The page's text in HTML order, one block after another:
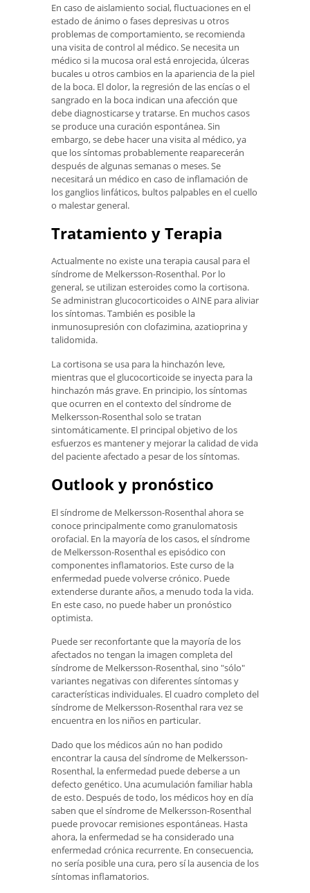
En caso de aislamiento social, fluctuaciones en el
estado de ánimo o fases depresivas u otros
problemas de comportamiento, se recomienda
una visita de control al médico. Se necesita un
médico si la mucosa oral está enrojecida, úlceras
bucales u otros cambios en la apariencia de la piel
de la boca. El dolor, la regresión de las encías o el
sangrado en la boca indican una afección que
debe diagnosticarse y tratarse. En muchos casos
se produce una curación espontánea. Sin
embargo, se debe hacer una visita al médico, ya
que los síntomas probablemente reaparecerán
después de algunas semanas o meses. Se
necesitará un médico en caso de inflamación de
los ganglios linfáticos, bultos palpables en el cuello
o malestar general.
Tratamiento y Terapia
Actualmente no existe una terapia causal para el
síndrome de Melkersson-Rosenthal. Por lo
general, se utilizan esteroides como la cortisona.
Se administran glucocorticoides o AINE para aliviar
los síntomas. También es posible la
inmunosupresión con clofazimina, azatioprina y
talidomida.
La cortisona se usa para la hinchazón leve,
mientras que el glucocorticoide se inyecta para la
hinchazón más grave. En principio, los síntomas
que ocurren en el contexto del síndrome de
Melkersson-Rosenthal solo se tratan
sintomáticamente. El principal objetivo de los
esfuerzos es mantener y mejorar la calidad de vida
del paciente afectado a pesar de los síntomas.
Outlook y pronóstico
El síndrome de Melkersson-Rosenthal ahora se
conoce principalmente como granulomatosis
orofacial. En la mayoría de los casos, el síndrome
de Melkersson-Rosenthal es episódico con
componentes inflamatorios. Este curso de la
enfermedad puede volverse crónico. Puede
extenderse durante años, a menudo toda la vida.
En este caso, no puede haber un pronóstico
optimista.
Puede ser reconfortante que la mayoría de los
afectados no tengan la imagen completa del
síndrome de Melkersson-Rosenthal, sino "sólo"
variantes negativas con diferentes síntomas y
características individuales. El cuadro completo del
síndrome de Melkersson-Rosenthal rara vez se
encuentra en los niños en particular.
Dado que los médicos aún no han podido
encontrar la causa del síndrome de Melkersson-
Rosenthal, la enfermedad puede deberse a un
defecto genético. Una acumulación familiar habla
de esto. Después de todo, los médicos hoy en día
saben que el síndrome de Melkersson-Rosenthal
puede provocar remisiones espontáneas. Hasta
ahora, la enfermedad se ha considerado una
enfermedad crónica recurrente. En consecuencia,
no sería posible una cura, pero sí la ausencia de los
síntomas inflamatorios.